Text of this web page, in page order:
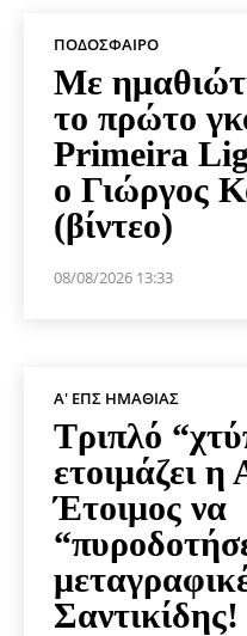
ΠΟΔΌΣΦΑΙΡΟ
Με
το πρώτο
Primeira
ο Γιώργος
(βίντεο)
08/08/2026 13:33
Α' ΕΠΣ ΗΜΑΘΊΑΣ
Τριπλό
ετοιμάζει
Έτοιμος να
Σαντικίδης!